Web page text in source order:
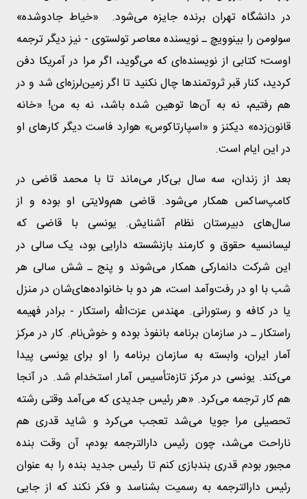
در دانشگاه تهران برنده جایزه می‌شود. «خیاط جادوشده»
سولومن را بینوویچ ـ نویسنده‌ معاصر تولستوی - نیز دیگر ترجمه‌
اوست؛ کتابی از نویسنده‌ای که می‌گوید، اگر مرا در آمریکا دفن
کردید، کنار قبر ثروتمندها چال نکنید تا اگر زمین‌لرزه‌ای شد و در
هم رفتیم، نه به آن‌ها توهین شده باشد، نه به من! «خانه‌
قانون‌زده» دیکنز و «اسپارتاکوس» هوارد فاست دیگر کارهای او
در این ایام است.
بعد از زندان، سه سال بی‌کار می‌ماند تا با محمد قاضی در
کامپ‌ساکس همکار می‌شود. قاضی هم‌ولایتی او بوده و از
سال‌های دبیرستان نظام آشنایش. یونسی با قاضی که
لیسانسیه‌ حقوق و کارمند بازنشسته‌ دارایی بود، یک سالی در
این شرکت دانمارکی همکار می‌شوند و پنج ـ شش سالی هر
شب با او در رفت‌وآمد است، هر دو با خانواده‌های‌شان در منزل
یا در کافه و رستورانی. مهندس عزت‌الله راستکار - برادر فهیمه
راستکار ـ در سازمان برنامه بانفوذ بوده و خوش‌نام. کار در مرکز
آمار ایران، وابسته به سازمان برنامه را او برای یونسی پیدا
می‌کند. یونسی در مرکز تازه‌تأسیس آمار استخدام شد. در آنجا
هم کار ترجمه می‌کرد. «هر رئیس جدیدی که می‌آمد وقتی رشته
تحصیلی مرا جویا می‌شد تعجب می‌کرد و شاید قدری هم
ناراحت می‌شد، چون رئیس دارالترجمه بودم، آن وقت بنده
مجبور بودم قدری بندبازی کنم تا رئیس جدید بنده را به عنوان
رئیس دارالترجمه به رسمیت بشناسد و فکر نکند که از جایی